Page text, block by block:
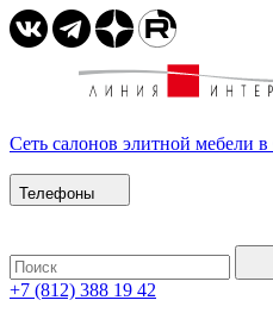
Сеть салонов элитной мебели
Телефоны
+7 (812) 388 19 42